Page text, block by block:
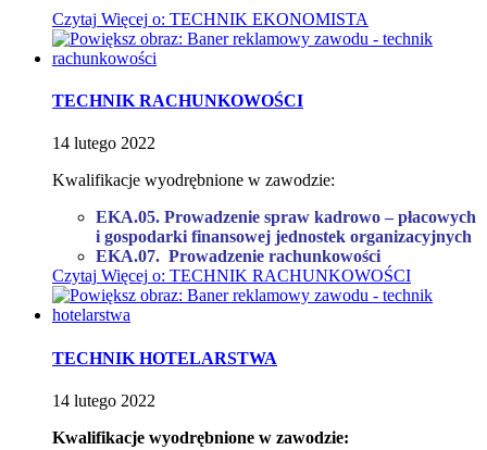
Czytaj Więcej o: TECHNIK EKONOMISTA
TECHNIK RACHUNKOWOŚCI
14 lutego 2022
Kwalifikacje wyodrębnione w zawodzie:
EKA.05. Prowadzenie spraw kadrowo – płacowych
i gospodarki finansowej jednostek organizacyjnych
EKA.07. Prowadzenie rachunkowości
Czytaj Więcej o: TECHNIK RACHUNKOWOŚCI
TECHNIK HOTELARSTWA
14 lutego 2022
Kwalifikacje wyodrębnione w zawodzie: